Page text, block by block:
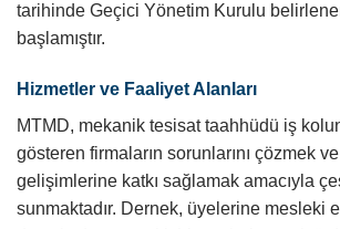
tarihinde Geçici Yönetim Kurulu
başlamıştır.
Hizmetler ve Faaliyet Alanları
MTMD, mekanik tesisat taahhüdü iş
gösteren firmaların sorunlarını çözmek
gelişimlerine katkı sağlamak amacıyla
sunmaktadır. Dernek, üyelerine mesleki